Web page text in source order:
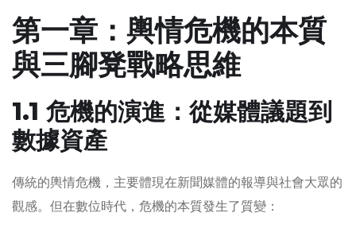
第一章：輿情危機的本質
與三腳凳戰略思維
1.1 危機的演進：從媒體議題到
數據資產
傳統的輿情危機，主要體現在新聞媒體的報導與社會大眾的
觀感。但在數位時代，危機的本質發生了質變：